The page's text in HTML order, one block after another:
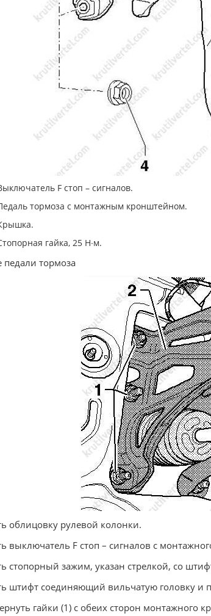
F стоп – сигналов.
тормоза с монтажным кронштейном.
гайка, 25 Н∙м.
педали тормоза
облицовку рулевой колонки.
выключатель F стоп – сигналов с
стопорный зажим, указан стрелкой, со
штифт соединяющий вильчатую головку и
гайки (1) с обеих сторон монтажного